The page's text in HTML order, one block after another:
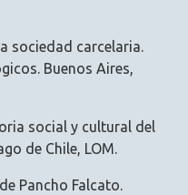
sociedad carcelaria.
Buenos Aires,
social y cultural del
de Chile, LOM.
Pancho Falcato.